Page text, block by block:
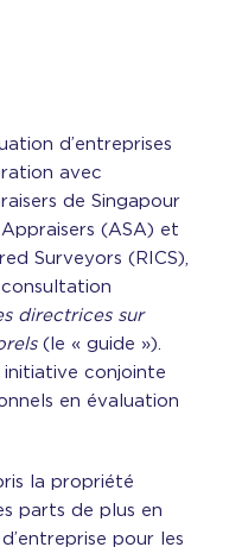
d’entreprises
avec
de Singapour
(ASA) et
Surveyors (RICS),
directrices sur
(le « guide »).
initiative conjointe
en évaluation
la propriété
parts de plus en
pour les